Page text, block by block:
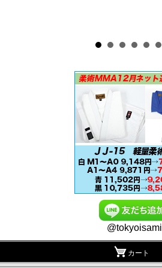
@tokyoisami
カート